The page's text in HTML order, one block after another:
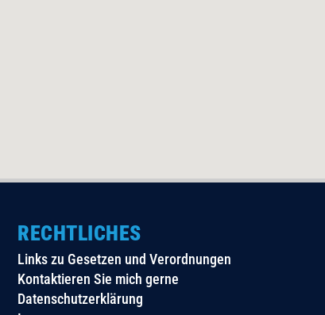
RECHTLICHES
Links zu Gesetzen und Verordnungen
Kontaktieren Sie mich gerne
Datenschutzerklärung